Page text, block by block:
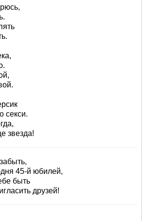
секси.
звезда!
45-й юбилей,
быть
друзей!